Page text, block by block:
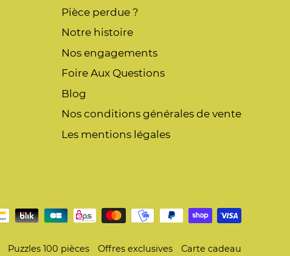
Pièce perdue ?
Notre histoire
Nos engagements
Foire Aux Questions
Blog
Nos conditions générales de vente
Les mentions légales
Puzzles 100 pièces Offres exclusives Carte cadeau